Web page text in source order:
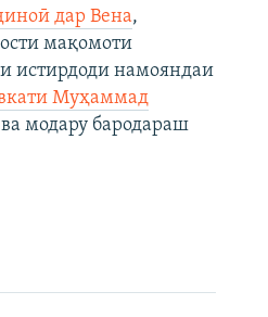
дар Вена,
мақомоти
истирдоди намояндаи
Муҳаммад
ва модару бародараш